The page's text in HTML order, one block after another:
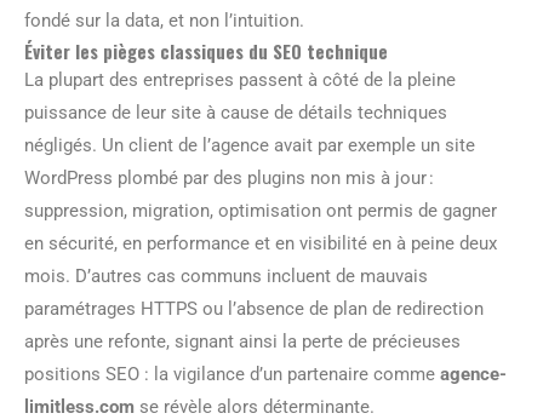
fondé sur la data, et non l’intuition.
Éviter les pièges classiques du SEO technique
La plupart des entreprises passent à côté de la pleine
puissance de leur site à cause de détails techniques
négligés. Un client de l’agence avait par exemple un site
WordPress plombé par des plugins non mis à jour :
suppression, migration, optimisation ont permis de gagner
en sécurité, en performance et en visibilité en à peine deux
mois. D’autres cas communs incluent de mauvais
paramétrages HTTPS ou l’absence de plan de redirection
après une refonte, signant ainsi la perte de précieuses
positions SEO : la vigilance d’un partenaire comme agence-
limitless.com se révèle alors déterminante.